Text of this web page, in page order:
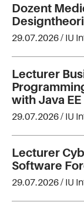
Dozent
29.07.2026 / IU
Lecturer
with Java
29.07.2026 / IU
Lecturer
Software
29.07.2026 / IU